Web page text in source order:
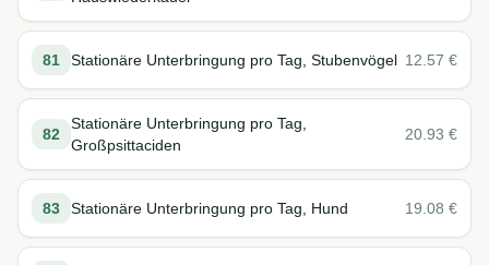
81 Stationäre Unterbringung pro Tag, Stubenvögel 12.57 €
82
Stationäre Unterbringung pro Tag,
Großpsittaciden
20.93 €
83 Stationäre Unterbringung pro Tag, Hund 19.08 €